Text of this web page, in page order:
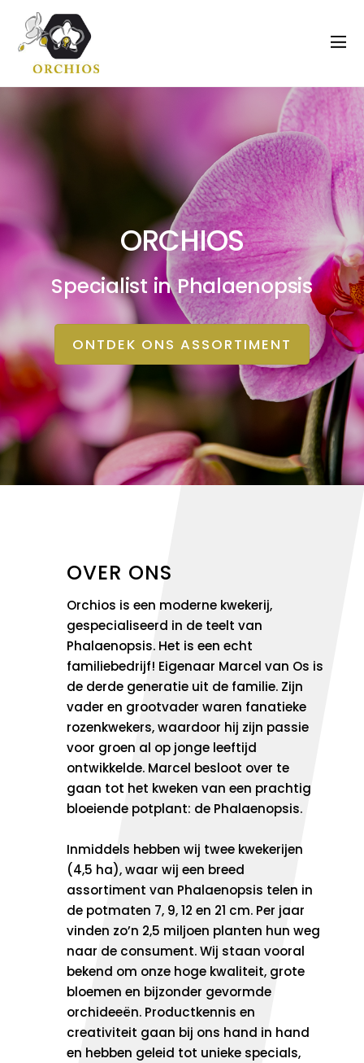
ORCHIOS
Specialist in Phalaenopsis
ONTDEK ONS ASSORTIMENT
OVER ONS
Orchios is een moderne kwekerij,
gespecialiseerd in de teelt van
Phalaenopsis. Het is een echt
familiebedrijf! Eigenaar Marcel van Os is
de derde generatie uit de familie. Zijn
vader en grootvader waren fanatieke
rozenkwekers, waardoor hij zijn passie
voor groen al op jonge leeftijd
ontwikkelde. Marcel besloot over te
gaan tot het kweken van een prachtig
bloeiende potplant: de Phalaenopsis.
Inmiddels hebben wij twee kwekerijen
(4,5 ha), waar wij een breed
assortiment van Phalaenopsis telen in
de potmaten 7, 9, 12 en 21 cm. Per jaar
vinden zo’n 2,5 miljoen planten hun weg
naar de consument. Wij staan vooral
bekend om onze hoge kwaliteit, grote
bloemen en bijzonder gevormde
orchideeën. Productkennis en
creativiteit gaan bij ons hand in hand
en hebben geleid tot unieke specials,